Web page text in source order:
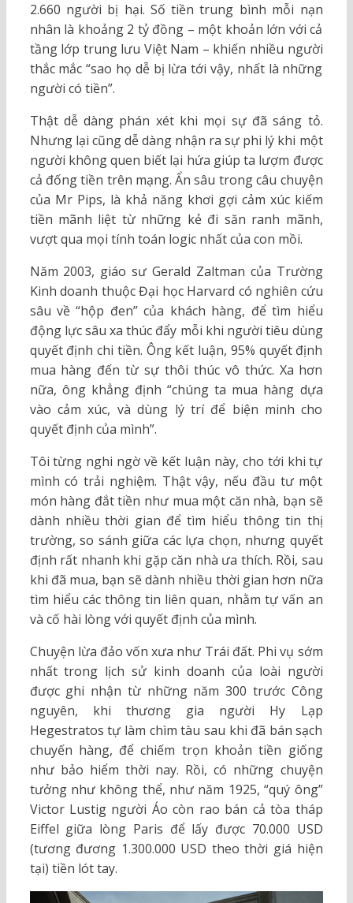
2.660 người bị hại. Số tiền trung bình mỗi nạn
nhân là khoảng 2 tỷ đồng – một khoản lớn với cả
tầng lớp trung lưu Việt Nam – khiến nhiều người
thắc mắc “sao họ dễ bị lừa tới vậy, nhất là những
người có tiền”.
Thật dễ dàng phán xét khi mọi sự đã sáng tỏ.
Nhưng lại cũng dễ dàng nhận ra sự phi lý khi một
người không quen biết lại hứa giúp ta lượm được
cả đống tiền trên mạng. Ẩn sâu trong câu chuyện
của Mr Pips, là khả năng khơi gợi cảm xúc kiếm
tiền mãnh liệt từ những kẻ đi săn ranh mãnh,
vượt qua mọi tính toán logic nhất của con mồi.
Năm 2003, giáo sư Gerald Zaltman của Trường
Kinh doanh thuộc Đại học Harvard có nghiên cứu
sâu về “hộp đen” của khách hàng, để tìm hiểu
động lực sâu xa thúc đẩy mỗi khi người tiêu dùng
quyết định chi tiền. Ông kết luận, 95% quyết định
mua hàng đến từ sự thôi thúc vô thức. Xa hơn
nữa, ông khẳng định “chúng ta mua hàng dựa
vào cảm xúc, và dùng lý trí để biện minh cho
quyết định của mình”.
Tôi từng nghi ngờ về kết luận này, cho tới khi tự
mình có trải nghiệm. Thật vậy, nếu đầu tư một
món hàng đắt tiền như mua một căn nhà, bạn sẽ
dành nhiều thời gian để tìm hiểu thông tin thị
trường, so sánh giữa các lựa chọn, nhưng quyết
định rất nhanh khi gặp căn nhà ưa thích. Rồi, sau
khi đã mua, bạn sẽ dành nhiều thời gian hơn nữa
tìm hiểu các thông tin liên quan, nhằm tự vấn an
và cố hài lòng với quyết định của mình.
Chuyện lừa đảo vốn xưa như Trái đất. Phi vụ sớm
nhất trong lịch sử kinh doanh của loài người
được ghi nhận từ những năm 300 trước Công
nguyên, khi thương gia người Hy Lạp
Hegestratos tự làm chìm tàu sau khi đã bán sạch
chuyến hàng, để chiếm trọn khoản tiền giống
như bảo hiểm thời nay. Rồi, có những chuyện
tưởng như không thể, như năm 1925, “quý ông”
Victor Lustig người Áo còn rao bán cả tòa tháp
Eiffel giữa lòng Paris để lấy được 70.000 USD
(tương đương 1.300.000 USD theo thời giá hiện
tại) tiền lót tay.